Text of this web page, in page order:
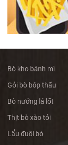
Bò kho bánh mì
Gỏi bò bóp thấu
Bò nướng lá lốt
Thịt bò xào tỏi
Lẩu đuôi bò